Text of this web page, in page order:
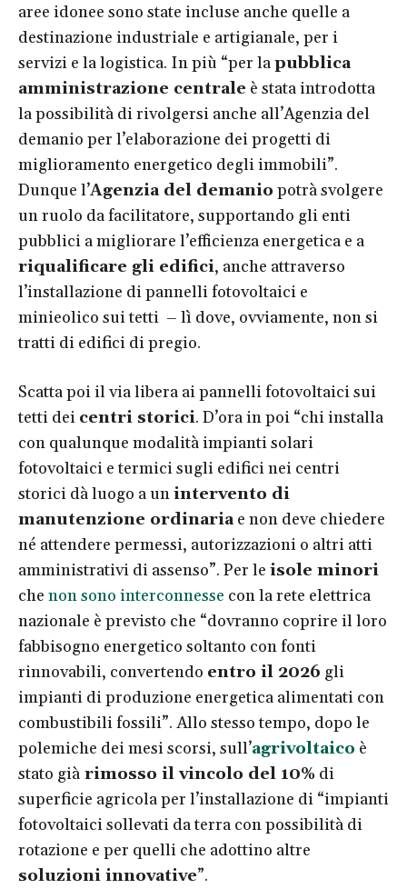
aree idonee sono state incluse anche quelle a
destinazione industriale e artigianale, per i
servizi e la logistica. In più “per lapubblica
amministrazione centrale è stata introdotta
la possibilità di rivolgersi anche all’Agenzia del
demanio per l’elaborazione dei progetti di
miglioramento energetico degli immobili”.
Dunque l’Agenzia del demanio potrà svolgere
un ruolo da facilitatore, supportando gli enti
pubblici a migliorare l’efficienza energetica e a
riqualificare gli edifici, anche attraverso
l’installazione di pannelli fotovoltaici e
minieolico sui tetti – lì dove, ovviamente, non si
tratti di edifici di pregio.
Scatta poi il via libera ai pannelli fotovoltaici sui
tetti dei centri storici. D’ora in poi “chi installa
con qualunque modalità impianti solari
fotovoltaici e termici sugli edifici nei centri
storici dà luogo a unintervento di
manutenzione ordinariae non deve chiedere
né attendere permessi, autorizzazioni o altri atti
amministrativi di assenso”. Per le isole minori
che non sono interconnesse con la rete elettrica
nazionale è previsto che “dovranno coprire il loro
fabbisogno energetico soltanto con fonti
rinnovabili, convertendo entro il 2026 gli
impianti di produzione energetica alimentati con
combustibili fossili”. Allo stesso tempo, dopo le
polemiche dei mesi scorsi, sull’agrivoltaico è
stato già rimosso il vincolo del 10% di
superficie agricola per l’installazione di “impianti
fotovoltaici sollevati da terra con possibilità di
rotazione e per quelli che adottino altre
soluzioni innovative”.